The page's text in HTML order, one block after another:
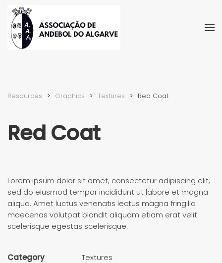
Skip to main content
Resources Graphics Textures Red Coat
Red Coat
Lorem ipsum dolor sit amet, consectetur adipiscing elit,
sed do eiusmod tempor incididunt ut labore et magna
aliqua. Amet luctus venenatis lectus magna fringilla
maecenas volutpat blandit aliquam etiam erat velit
scelerisque egestas scelerisque.
Category
Textures